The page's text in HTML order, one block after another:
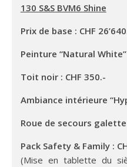
130 S&S BVM6 Shine
Prix de base : CHF
Peinture “Natural White”
Toit noir : CHF 350.-
Ambiance intérieure
Roue de secours galette
Pack Safety & Family :
(Mise en tablette du